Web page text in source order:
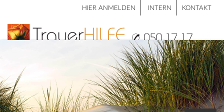
HIER ANMELDEN INTERN KONTAKT